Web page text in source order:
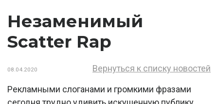
Незаменимый
Scatter Rap
08.04.2020 Вернуться к списку новостей
Рекламными слоганами и громкими фразами